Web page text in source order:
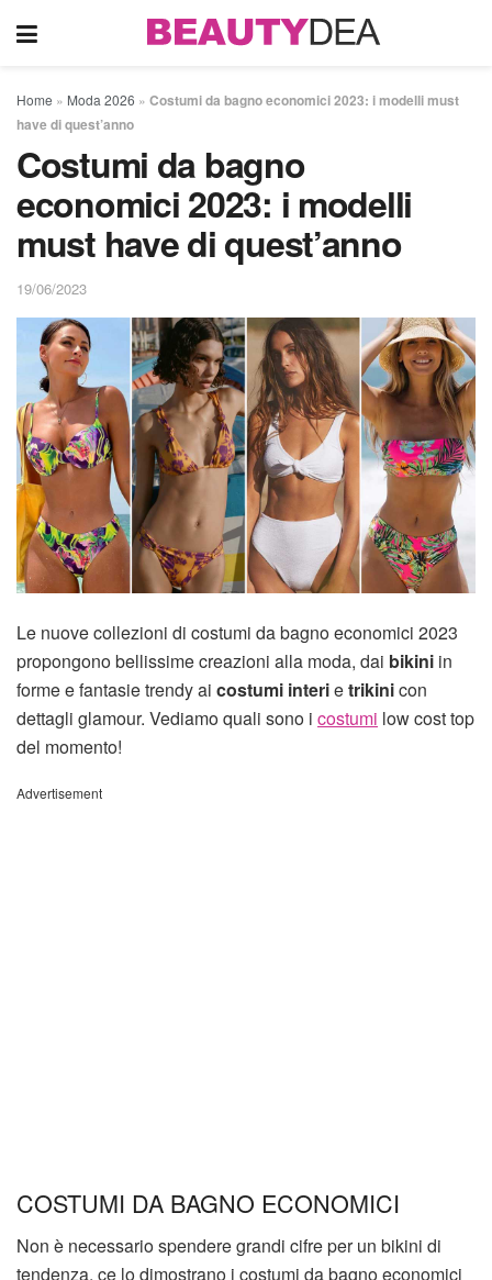
Home » Moda 2026 » Costumi da bagno economici 2023: i modelli must
have di quest’anno
Costumi da bagno
economici 2023: i modelli
must have di quest’anno
19/06/2023
Le nuove collezioni di costumi da bagno economici 2023
propongono bellissime creazioni alla moda, dai bikini in
forme e fantasie trendy ai costumi interietrikinicon
dettagli glamour. Vediamo quali sono i costumi low cost top
del momento!
Advertisement
COSTUMI DA BAGNO ECONOMICI
Non è necessario spendere grandi cifre per un bikini di
tendenza, ce lo dimostrano i costumi da bagno economici